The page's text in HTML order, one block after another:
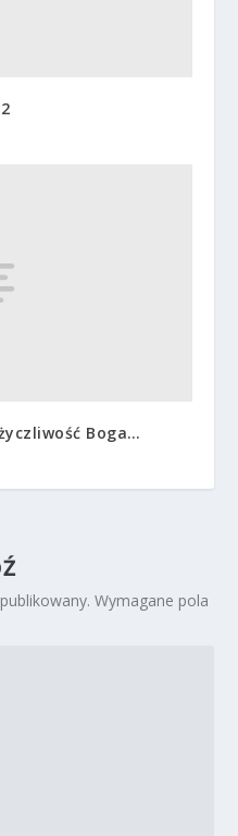
Boga…
Wymagane pola